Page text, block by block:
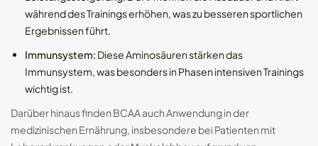
während des Trainings erhöhen, was zu besseren sportlichen
Ergebnissen führt.
Immunsystem: Diese Aminosäuren stärken das
Immunsystem, was besonders in Phasen intensiven Trainings
wichtig ist.
Darüber hinaus finden BCAA auch Anwendung in der
medizinischen Ernährung, insbesondere bei Patienten mit